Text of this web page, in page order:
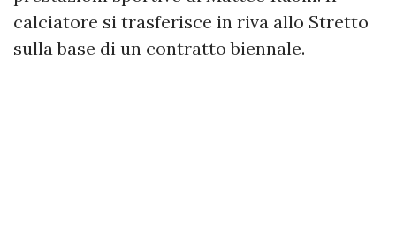
calciatore si trasferisce in riva allo Stretto
sulla base di un contratto biennale.